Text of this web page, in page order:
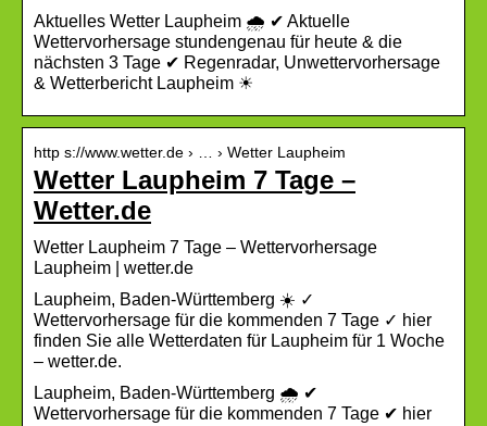
Aktuelles Wetter Laupheim 🌧️ ✔ Aktuelle
Wettervorhersage stundengenau für heute & die
nächsten 3 Tage ✔ Regenradar, Unwettervorhersage
& Wetterbericht Laupheim ☀
http s://www.wetter.de › … › Wetter Laupheim
Wetter Laupheim 7 Tage –
Wetter.de
Wetter Laupheim 7 Tage – Wettervorhersage
Laupheim | wetter.de
Laupheim, Baden-Württemberg ☀️ ✓
Wettervorhersage für die kommenden 7 Tage ✓ hier
finden Sie alle Wetterdaten für Laupheim für 1 Woche
– wetter.de.
Laupheim, Baden-Württemberg 🌧️ ✔
Wettervorhersage für die kommenden 7 Tage ✔ hier